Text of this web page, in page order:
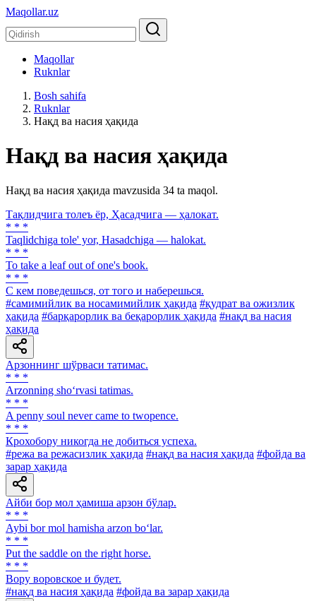
Maqollar.uz
Maqollar
Ruknlar
Bosh sahifa
Ruknlar
Нақд ва насия ҳақида
Нақд ва насия ҳақида
Нақд ва насия ҳақида mavzusida 34 ta maqol.
Тақлидчига толеъ ёр, Ҳасадчига — ҳалокат.
* * *
Taqlidchiga tole' yor, Hasadchiga — halokat.
* * *
To take a leaf out of one's book.
* * *
С кем поведешься, от того и наберешься.
#самимийлик ва носамимийлик ҳақида #қудрат ва ожизлик
ҳақида #барқарорлик ва беқарорлик ҳақида #нақд ва насия
ҳақида
Арзоннинг шўрваси татимас.
* * *
Arzonning sho‘rvasi tatimas.
* * *
A penny soul never came to twopence.
* * *
Крохобору никогда не добиться успеха.
#режа ва режасизлик ҳақида #нақд ва насия ҳақида #фойда ва
зарар ҳақида
Айби бор мол ҳамиша арзон бўлар.
* * *
Aybi bor mol hamisha arzon bo‘lar.
* * *
Put the saddle on the right horse.
* * *
Вору воровское и будет.
#нақд ва насия ҳақида #фойда ва зарар ҳақида